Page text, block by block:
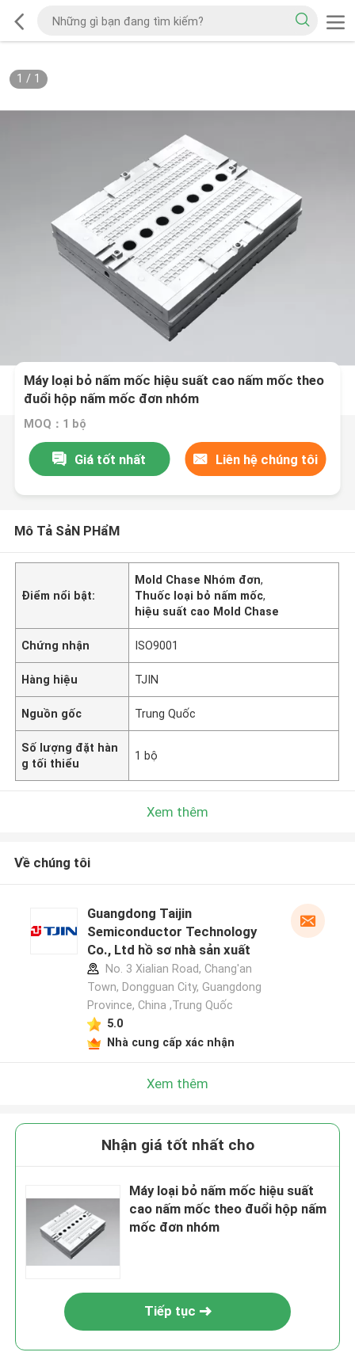
1 / 1
Máy loại bỏ nấm mốc hiệu suất cao nấm mốc theo
đuổi hộp nấm mốc đơn nhóm
MOQ：1 bộ
Giá tốt nhất Liên hệ chúng tôi
Mô Tả SảN PHẩM
Điểm nổi bật:
Mold Chase Nhóm đơn,
Thuốc loại bỏ nấm mốc,
hiệu suất cao Mold Chase
Chứng nhận ISO9001
Hàng hiệu TJIN
Nguồn gốc Trung Quốc
Số lượng đặt hàn
g tối thiểu
1 bộ
Xem thêm
Về chúng tôi
Guangdong Taijin
Semiconductor Technology
Co., Ltd hồ sơ nhà sản xuất
No. 3 Xialian Road, Chang'an
Town, Dongguan City, Guangdong
Province, China ,Trung Quốc
5.0
Nhà cung cấp xác nhận
Xem thêm
Nhận giá tốt nhất cho
Máy loại bỏ nấm mốc hiệu suất
cao nấm mốc theo đuổi hộp nấm
mốc đơn nhóm
Tiếp tục